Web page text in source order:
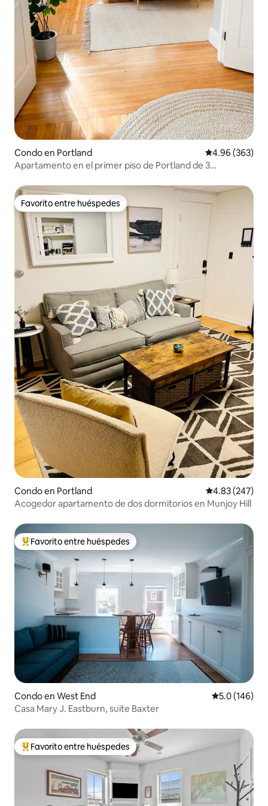
Condo en Portland Calificación
4.96 (363)
Apartamento en el primer piso de Portland de 3
Favorito entre huéspedes
Favorito entre huéspedes
Condo en Portland Calificación
4.83 (247)
Acogedor apartamento de dos dormitorios en Munjoy Hill
Favorito entre huéspedes preferido
Favorito entre huéspedes
Condo en West End Calificación
5.0 (146)
Casa Mary J. Eastburn, suite Baxter
Favorito entre huéspedes preferido
Favorito entre huéspedes